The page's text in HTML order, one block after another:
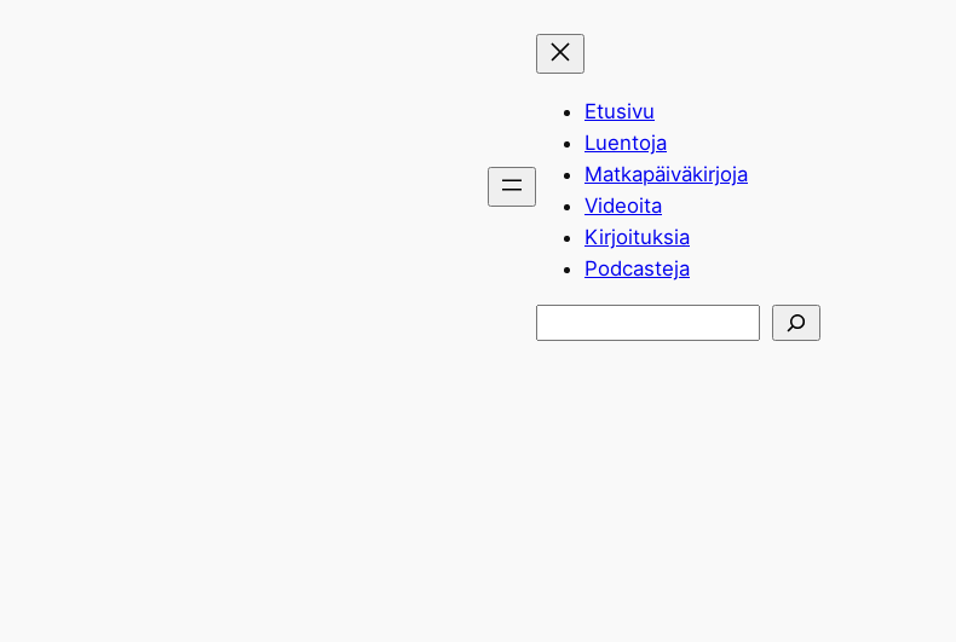
Etusivu
Luentoja
Matkapäiväkirjoja
Videoita
Kirjoituksia
Podcasteja